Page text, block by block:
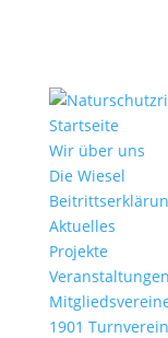
Startseite
Wir über uns
Die Wiesel
Aktuelles
Projekte
Veranstaltungen
1901